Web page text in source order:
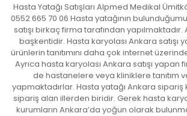
Hasta Yatağı Satışları Alpmed Medikal
0552 665 70 06 Hasta yatağının
satışı birkaç firma tarafından yapılmaktadır.
başkentidir. Hasta karyolası Ankara satışı
ürünlerin tanıtımını daha çok internet
Ayrıca hasta karyolası Ankara satışı
de hastanelere veya kliniklere tanıtım
yapmaktadırlar. Hasta yatağı Ankara
sipariş alan illerden biridir. Gerek hasta
kurumların Ankara’da yoğun olarak